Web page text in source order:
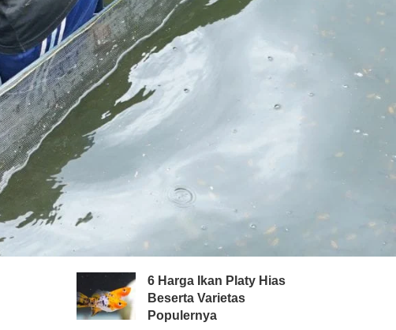
Berita
Bisnis
Budidaya
Event
Informasi Lain
Pembenihan Ikan
Pembesaran Ikan
Penyakit Ikan
Teknologi dan Inovasi
ARTIKEL TERBARU
6 Harga Ikan Platy Hias
Beserta Varietas
Populernya